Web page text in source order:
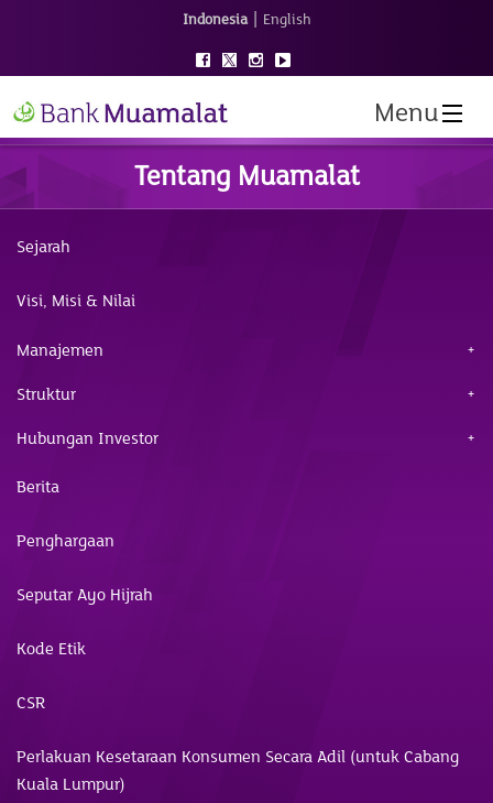
Indonesia | English
Menu
Tentang Muamalat
Sejarah
Visi, Misi & Nilai
Manajemen
Struktur
Hubungan Investor
Berita
Penghargaan
Seputar Ayo Hijrah
Kode Etik
CSR
Perlakuan Kesetaraan Konsumen Secara Adil (untuk Cabang
Kuala Lumpur)